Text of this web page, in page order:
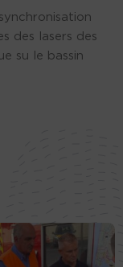
des lasers des
su le bassin